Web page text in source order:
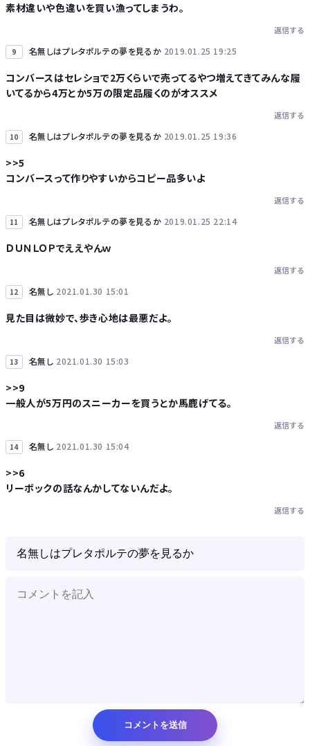
素材違いや色違いを買い漁ってしまうわ。
返信する
9 名無しはプレタポルテの夢を見るか 2019.01.25 19:25
コンバースはセレショで2万くらいで売ってるやつ増えてきてみんな履
いてるから4万とか5万の限定品履くのがオススメ
返信する
10 名無しはプレタポルテの夢を見るか 2019.01.25 19:36
>>5
コンバースって作りやすいからコピー品多いよ
返信する
11 名無しはプレタポルテの夢を見るか 2019.01.25 22:14
ＤＵＮＬＯＰでええやんｗ
返信する
12 名無し 2021.01.30 15:01
見た目は微妙で、歩き心地は最悪だよ。
返信する
13 名無し 2021.01.30 15:03
>>9
一般人が5万円のスニーカーを買うとか馬鹿げてる。
返信する
14 名無し 2021.01.30 15:04
>>6
リーボックの話なんかしてないんだよ。
返信する